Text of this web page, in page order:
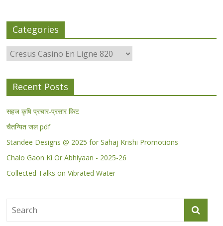
Categories
Categories
Recent Posts
सहज कृषि प्रचार-प्रसार किट
चैतन्यित जल pdf
Standee Designs @ 2025 for Sahaj Krishi Promotions
Chalo Gaon Ki Or Abhiyaan - 2025-26
Collected Talks on Vibrated Water